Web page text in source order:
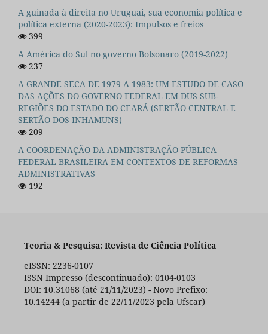
A guinada à direita no Uruguai, sua economia política e
política externa (2020-2023): Impulsos e freios
399
A América do Sul no governo Bolsonaro (2019-2022)
237
A GRANDE SECA DE 1979 A 1983: UM ESTUDO DE CASO
DAS AÇÕES DO GOVERNO FEDERAL EM DUS SUB-
REGIÕES DO ESTADO DO CEARÁ (SERTÃO CENTRAL E
SERTÃO DOS INHAMUNS)
209
A COORDENAÇÃO DA ADMINISTRAÇÃO PÚBLICA
FEDERAL BRASILEIRA EM CONTEXTOS DE REFORMAS
ADMINISTRATIVAS
192
Teoria & Pesquisa: Revista de Ciência Política
eISSN: 2236-0107
ISSN Impresso (descontinuado): 0104-0103
DOI: 10.31068 (até 21/11/2023) - Novo Prefixo:
10.14244 (a partir de 22/11/2023 pela Ufscar)